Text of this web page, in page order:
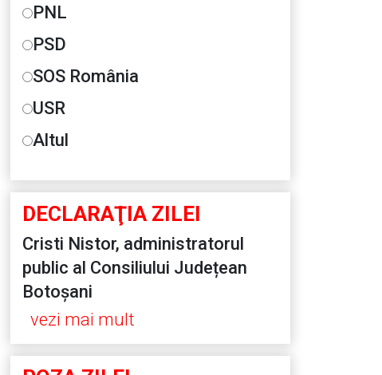
PNL
PSD
SOS România
USR
Altul
DECLARAŢIA ZILEI
Cristi Nistor, administratorul
public al Consiliului Județean
Botoșani
vezi mai mult